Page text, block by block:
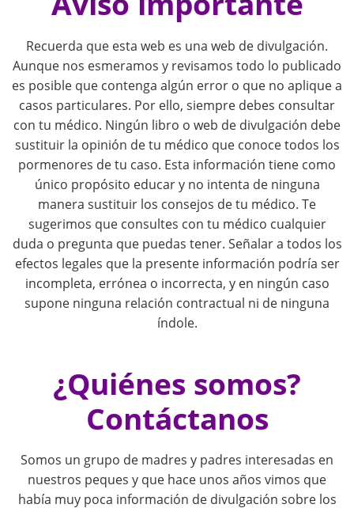
a
g
Recuerda que esta web es una web de divulgación.
Aunque nos esmeramos y revisamos todo lo publicado
es posible que contenga algún error o que no aplique a
casos particulares. Por ello, siempre debes consultar
con tu médico. Ningún libro o web de divulgación debe
sustituir la opinión de tu médico que conoce todos los
pormenores de tu caso. Esta información tiene como
único propósito educar y no intenta de ninguna
manera sustituir los consejos de tu médico. Te
sugerimos que consultes con tu médico cualquier
duda o pregunta que puedas tener. Señalar a todos los
efectos legales que la presente información podría ser
incompleta, errónea o incorrecta, y en ningún caso
supone ninguna relación contractual ni de ninguna
índole.
¿Quiénes somos?
Contáctanos
Somos un grupo de madres y padres interesadas en
nuestros peques y que hace unos años vimos que
había muy poca información de divulgación sobre los